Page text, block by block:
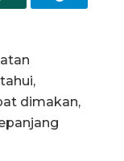
dimakan,